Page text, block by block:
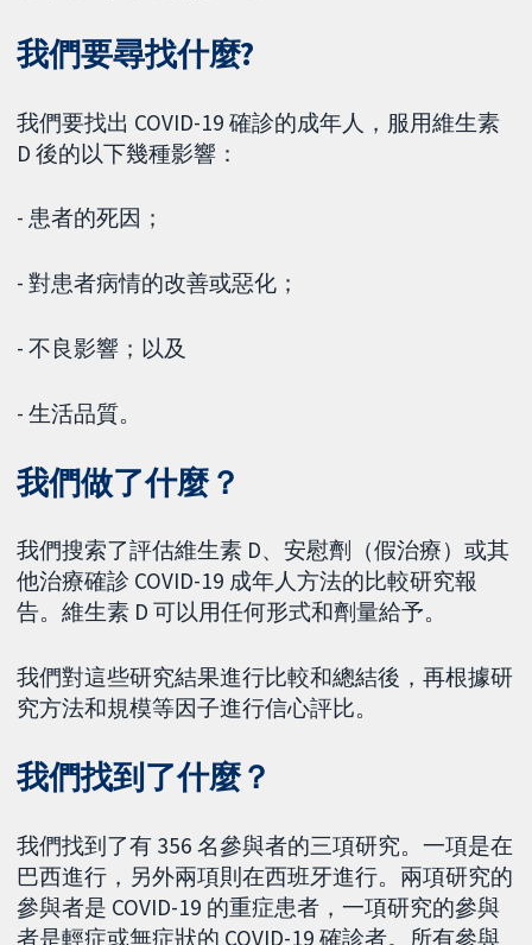
我們要尋找什麼?
我們要找出 COVID-19 確診的成年人，服用維生素
D 後的以下幾種影響：
- 患者的死因；
- 對患者病情的改善或惡化；
- 不良影響；以及
- 生活品質。
我們做了什麼？
我們搜索了評估維生素 D、安慰劑（假治療）或其
他治療確診 COVID-19 成年人方法的比較研究報
告。維生素 D 可以用任何形式和劑量給予。
我們對這些研究結果進行比較和總結後，再根據研
究方法和規模等因子進行信心評比。
我們找到了什麼？
我們找到了有 356 名參與者的三項研究。一項是在
巴西進行，另外兩項則在西班牙進行。兩項研究的
參與者是 COVID-19 的重症患者，一項研究的參與
者是輕症或無症狀的 COVID-19 確診者。所有參與